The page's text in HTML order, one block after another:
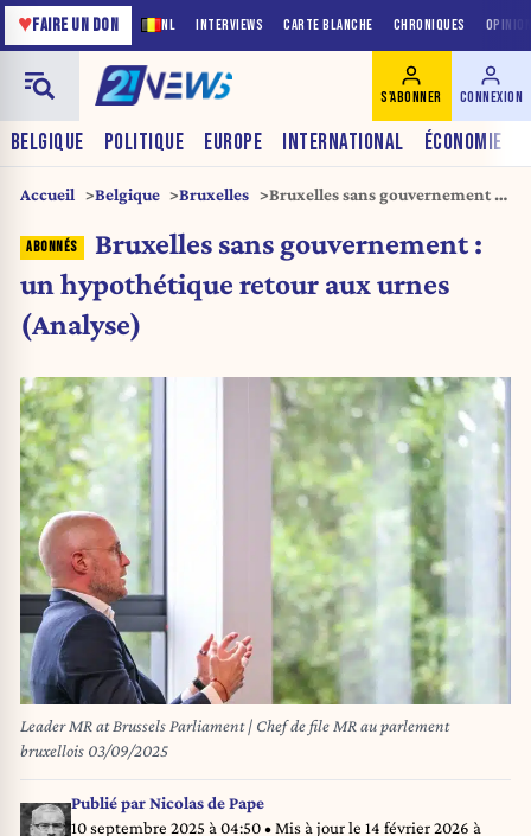
NL INTERVIEWS CARTE BLANCHE CHRONIQUES
♥FAIRE UN DON
BELGIQUE POLITIQUE EUROPE INTERNATIONAL ÉCONOMIE
S'ABONNER CONNEXION
Accueil Belgique Bruxelles
Bruxelles sans gouvernement :
urnes (Analyse)
Bruxelles sans gouvernement :
un hypothétique retour aux urnes
(Analyse)
Leader MR at Brussels Parliament | Chef de file MR au parlement
bruxellois 03/09/2025
Publié parNicolas de Pape
10 septembre 2025 à 04:50• Mis à jour le 14 février 2026 à